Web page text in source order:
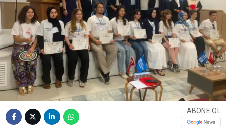
ABONE OL